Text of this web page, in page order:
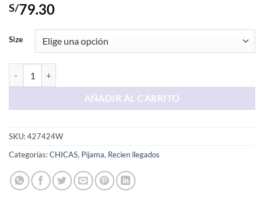
S/79.30
Size
AÑADIR AL CARRITO
SKU:427424W
Categorías:CHICAS, Pijama, Recien llegados